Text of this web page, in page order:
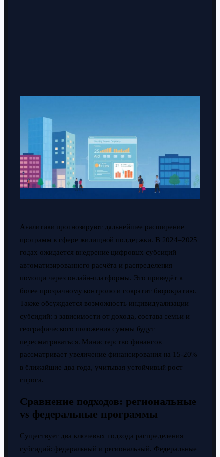
Аналитики прогнозируют дальнейшее расширение
программ в сфере жилищной поддержки. В 2024–2025
годах ожидается внедрение цифровых субсидий —
автоматизированного расчёта и распределения
помощи через онлайн-платформы. Это приведёт к
более прозрачному контролю и сократит бюрократию.
Также обсуждается возможность индивидуализации
субсидий: в зависимости от дохода, состава семьи и
географического положения суммы будут
пересматриваться. Министерство финансов
рассматривает увеличение финансирования на 15-20%
в ближайшие два года, учитывая устойчивый рост
спроса.
Сравнение подходов: региональные
vs федеральные программы
Существует два ключевых подхода распределения
субсидий: федеральный и региональный. Федеральные